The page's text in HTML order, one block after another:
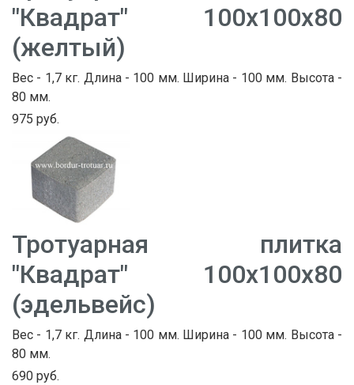
"Квадрат" 100х100х80
(желтый)
Вес - 1,7 кг. Длина - 100 мм. Ширина - 100 мм. Высота -
80 мм.
975 руб.
Тротуарная плитка
"Квадрат" 100х100х80
(эдельвейс)
Вес - 1,7 кг. Длина - 100 мм. Ширина - 100 мм. Высота -
80 мм.
690 руб.